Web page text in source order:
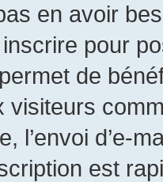
en avoir
pour
de
visiteurs
l’envoi d’e-
est